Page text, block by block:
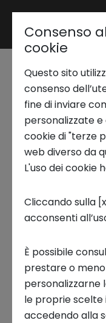
Trend Analysis
Applied Research
Startup
Business
Ecosystem
Chi siamo
services
BANDO CHIUSO
Scaduto il 3
Milano, IT
Consenso
cookie
Questo sito
consenso
fine di inviare
personalizzate
cookie di "terze
web diverso da
L'uso dei cookie
Cliccando sulla
acconsenti
È possibile
prestare o
personalizzarne
le proprie scelte
accedendo alla